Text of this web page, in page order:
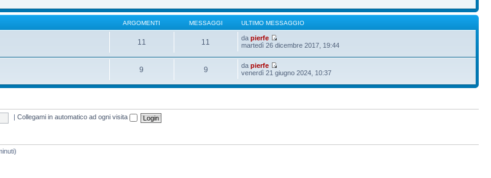
ARGOMENTI MESSAGGI ULTIMO MESSAGGIO
11 11 dapierfe
martedì 26 dicembre 2017, 19:44
9 9 dapierfe
venerdì 21 giugno 2024, 10:37
|Collegami in automatico ad ogni visita